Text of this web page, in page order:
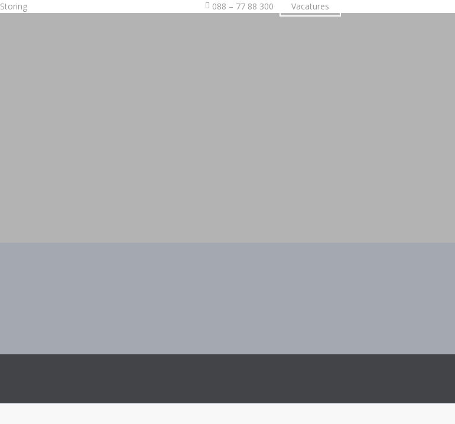
Storing 088 – 77 88 300 Vacatures